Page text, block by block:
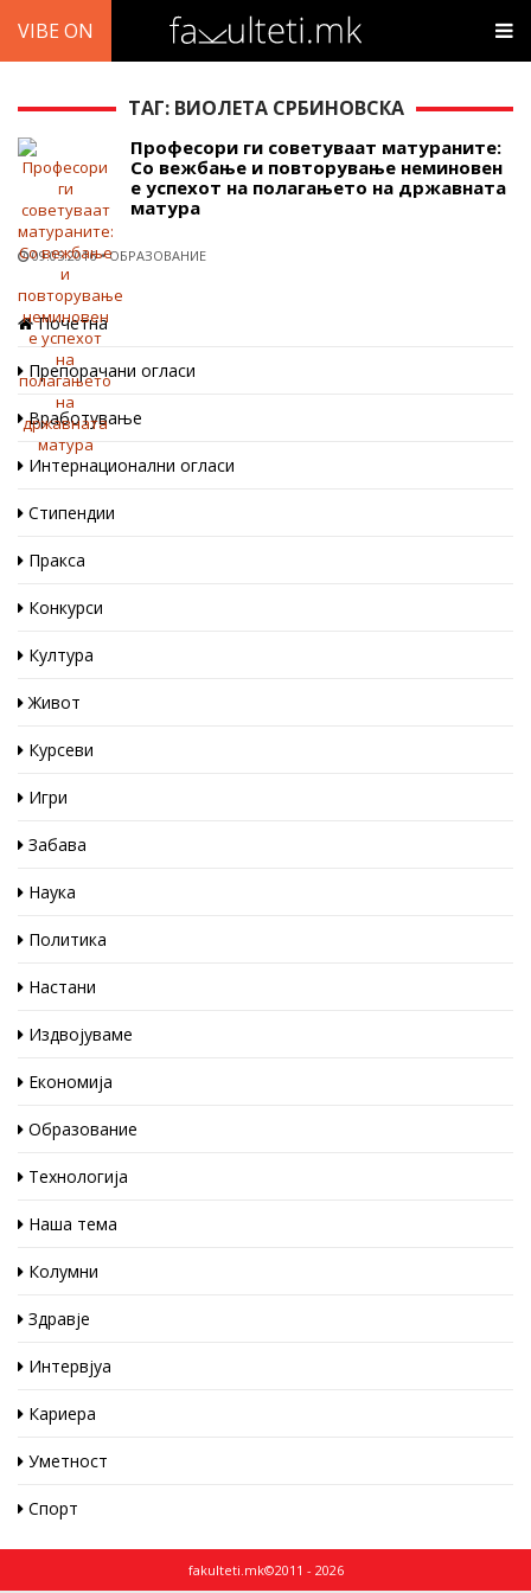
VIBE ON
ТАГ: ВИОЛЕТА СРБИНОВСКА
Професори ги советуваат матураните:
Со вежбање и повторување неминовен
е успехот на полагањето на државната
матура
09.05.2016 ОБРАЗОВАНИЕ
Почетна
Препорачани огласи
Вработување
Интернационални огласи
Стипендии
Пракса
Конкурси
Култура
Живот
Курсеви
Игри
Забава
Наука
Политика
Настани
Издвојуваме
Економија
Образование
Технологија
Наша тема
Колумни
Здравје
Интервјуа
Кариера
Уметност
Спорт
fakulteti.mk©2011 - 2026